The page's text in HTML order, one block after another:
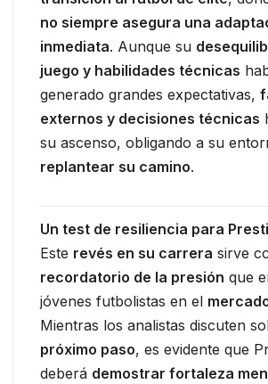
no siempre asegura una
inmediata. Aunque su
juego y habilidades técnicas
generado grandes expectativas,
externos y decisiones técnicas
su ascenso, obligando a su
replantear su camino.
Un test de resiliencia para
Este revés en su carrera sirve
recordatorio de la presión que
jóvenes futbolistas en el
Mientras los analistas discuten
próximo paso, es evidente que
deberá demostrar fortaleza